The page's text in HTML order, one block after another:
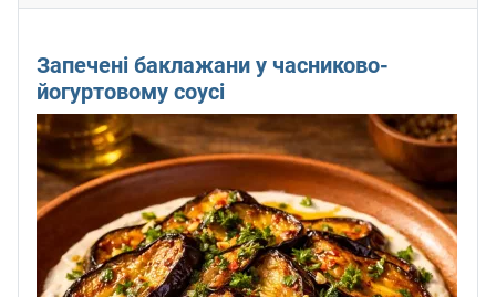
Запечені баклажани у часниково-
йогуртовому соусі